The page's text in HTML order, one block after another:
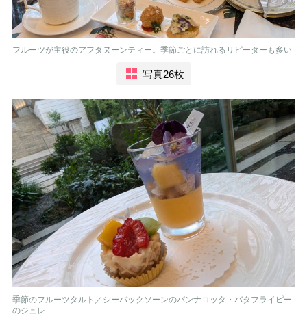
フルーツが主役のアフタヌーンティー。季節ごとに訪れるリピーターも多い
写真26枚
季節のフルーツタルト／シーバックソーンのパンナコッタ・バタフライピー
のジュレ